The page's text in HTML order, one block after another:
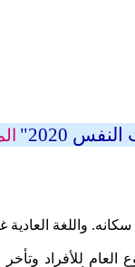
2020"
سكانه. واللغة العادية
العام للأفراد وتأخر